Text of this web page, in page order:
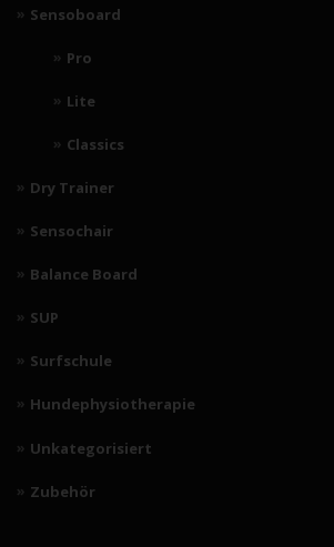
Sensoboard
Pro
Lite
Classics
Dry Trainer
Sensochair
Balance Board
SUP
Surfschule
Hundephysiotherapie
Unkategorisiert
Zubehör